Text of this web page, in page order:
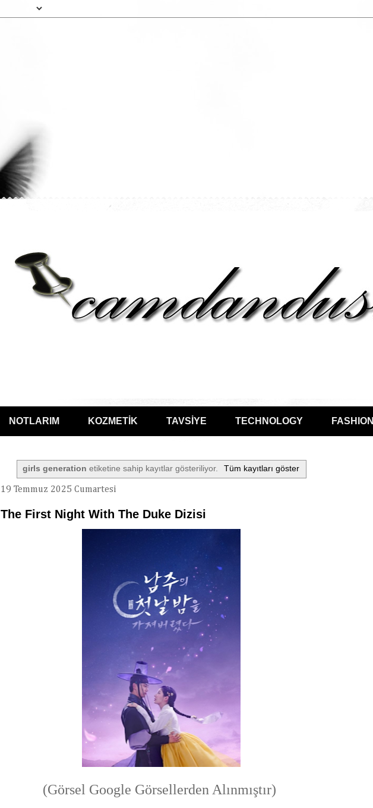
NOTLARIM KOZMETİK TAVSİYE TECHNOLOGY FASHION
girls generation etiketine sahip kayıtlar gösteriliyor. Tüm kayıtları göster
19 Temmuz 2025 Cumartesi
The First Night With The Duke Dizisi
(Görsel Google Görsellerden Alınmıştır)